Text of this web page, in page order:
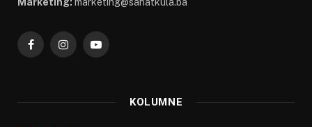
Marketing: marketing@sahatkula.ba
FacebookInstagramYouTube
KOLUMNE